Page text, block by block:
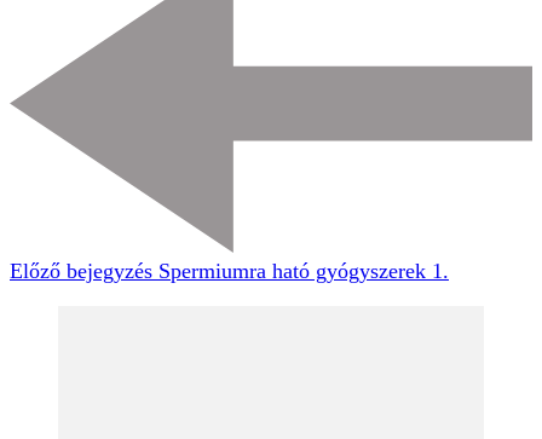
Előző bejegyzés Spermiumra ható gyógyszerek 1.